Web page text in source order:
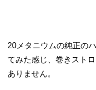
20メタニウムの純正の
てみた感じ、巻きスト
ありません。